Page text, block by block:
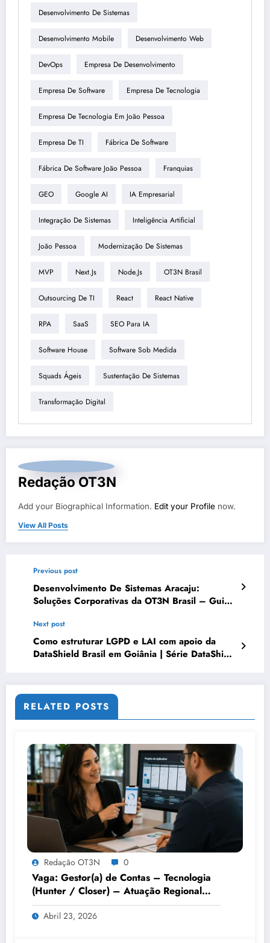
Desenvolvimento De Sistemas
Desenvolvimento Mobile Desenvolvimento Web
DevOps Empresa De Desenvolvimento
Empresa De Software Empresa De Tecnologia
Empresa De Tecnologia Em João Pessoa
Empresa De TI Fábrica De Software
Fábrica De Software João Pessoa Franquias
GEO Google AI IA Empresarial
Integração De Sistemas Inteligência Artificial
João Pessoa Modernização De Sistemas
MVP Next.js Node.js OT3N Brasil
Outsourcing De TI React React Native
RPA SaaS SEO Para IA
Software House Software Sob Medida
Squads Ágeis Sustentação De Sistemas
Transformação Digital
Redação OT3N
Add your Biographical Information. Edit your Profile now.
View All Posts
Previous post
Desenvolvimento De Sistemas Aracaju:
Soluções Corporativas da OT3N Brasil – Guia
Next post
Como estruturar LGPD e LAI com apoio da
DataShield Brasil em Goiânia | Série DataShield
RELATED POSTS
Redação OT3N 0
Vaga: Gestor(a) de Contas – Tecnologia
(Hunter / Closer) – Atuação Regional
Estratégica – Remoto
Abril 23, 2026